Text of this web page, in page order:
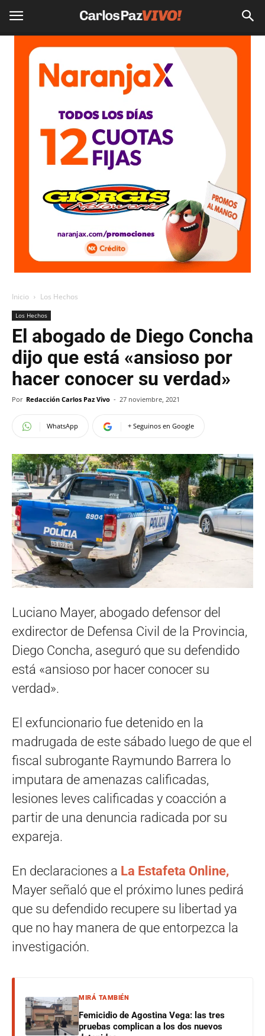
Inicio Los Hechos
Los Hechos
El abogado de Diego Concha
dijo que está «ansioso por
hacer conocer su verdad»
Por Redacción Carlos Paz Vivo - 27 noviembre, 2021
WhatsApp + Seguinos en Google
Luciano Mayer, abogado defensor del
exdirector de Defensa Civil de la Provincia,
Diego Concha, aseguró que su defendido
está «ansioso por hacer conocer su
verdad».
El exfuncionario fue detenido en la
madrugada de este sábado luego de que el
fiscal subrogante Raymundo Barrera lo
imputara de amenazas calificadas,
lesiones leves calificadas y coacción a
partir de una denuncia radicada por su
expareja.
En declaraciones a La Estafeta Online,
Mayer señaló que el próximo lunes pedirá
que su defendido recupere su libertad ya
que no hay manera de que entorpezca la
investigación.
MIRÁ TAMBIÉN
Femicidio de Agostina Vega: las tres
pruebas complican a los dos nuevos